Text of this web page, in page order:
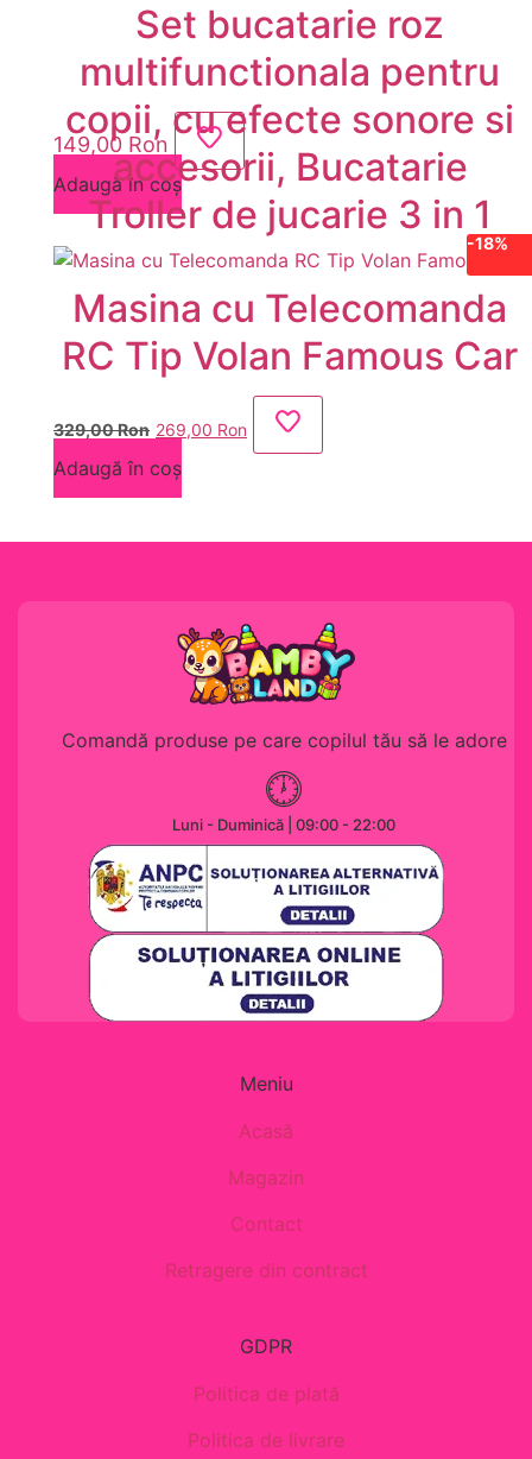
Set bucatarie roz
multifunctionala pentru
copii, cu efecte sonore si
accesorii, Bucatarie
Troller de jucarie 3 in 1
149,00 Ron
Adaugă în coș
-18%
Masina cu Telecomanda
RC Tip Volan Famous Car
329,00Ron
inițial
a
329,00 lei.
269,00 Ron
Prețul
curent
Adaugă în coș
Comandă produse pe care copilul tău să le adore
Luni - Duminică | 09:00 - 22:00
Meniu
Acasă
Magazin
Contact
Retragere din contract
GDPR
Politica de plată
Politica de livrare